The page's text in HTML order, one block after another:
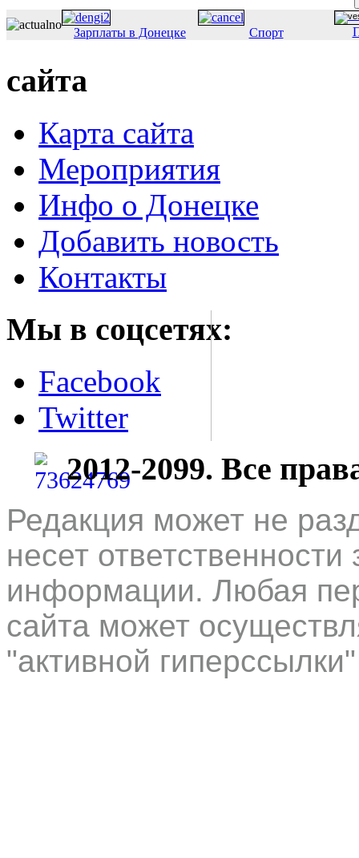
Зарплаты в Донецке Спорт
сайта
Карта сайта
Мероприятия
Инфо о Донецке
Добавить новость
Контакты
Мы в соцсетях:
Facebook
Twitter
2012-2099. Все
Редакция может не
несет
информации. Любая
сайта может
"активной